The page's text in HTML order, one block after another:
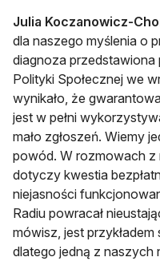
Julia Koczanowicz-
dla naszego myślenia o
diagnoza
Polityki Społecznej we
wynikało, że
jest w pełni
mało zgłoszeń. Wiemy
powód. W rozmowach z
dotyczy kwestia
niejasności
Radiu powracał
mówisz, jest
dlatego jedną z naszych